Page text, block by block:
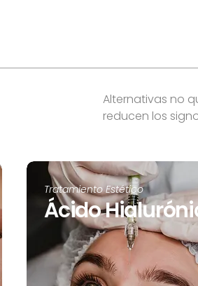
Alternativas no
reducen los
Ácido
Tratamiento Estético